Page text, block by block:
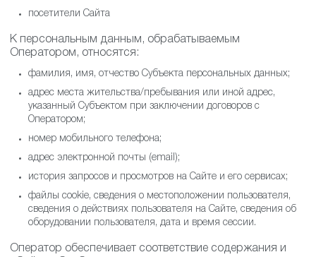
посетители Сайта
К персональным данным, обрабатываемым
Оператором, относятся:
фамилия, имя, отчество Субъекта персональных данных;
адрес места жительства/пребывания или иной адрес,
указанный Субъектом при заключении договоров с
Оператором;
номер мобильного телефона;
адрес электронной почты (email);
история запросов и просмотров на Сайте и его сервисах;
файлы cookie, сведения о местоположении пользователя,
сведения о действиях пользователя на Сайте, сведения об
оборудовании пользователя, дата и время сессии.
Оператор обеспечивает соответствие содержания и